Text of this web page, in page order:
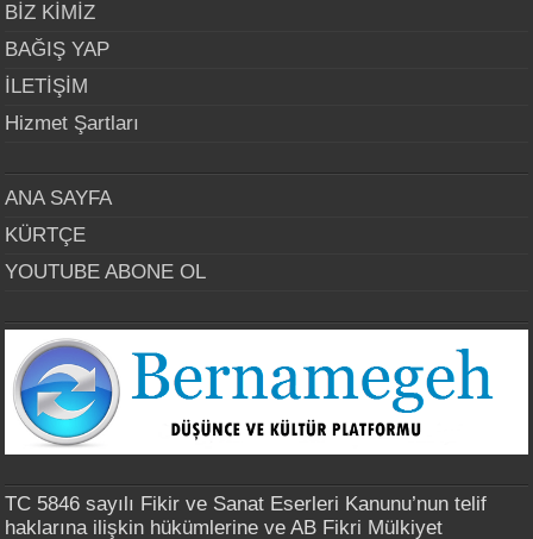
BİZ KİMİZ
BAĞIŞ YAP
İLETİŞİM
Hizmet Şartları
ANA SAYFA
KÜRTÇE
YOUTUBE ABONE OL
TC 5846 sayılı Fikir ve Sanat Eserleri Kanunu’nun telif
haklarına ilişkin hükümlerine ve AB Fikri Mülkiyet